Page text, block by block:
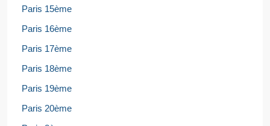
Paris 15ème
Paris 16ème
Paris 17ème
Paris 18ème
Paris 19ème
Paris 20ème